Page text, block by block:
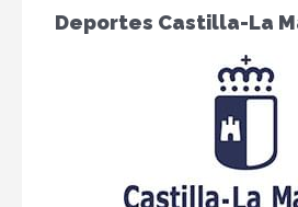
Deportes Castilla-La